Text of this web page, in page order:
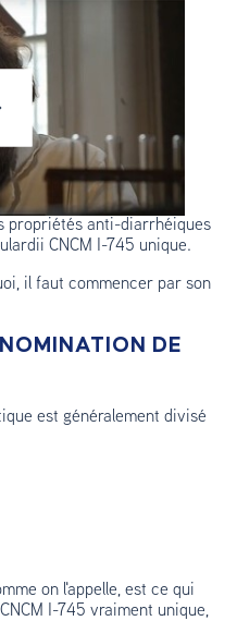
propriétés anti-diarrhéiques
CNCM I-745 unique.
il faut commencer par son
DE
est généralement divisé
on l'appelle, est ce qui
I-745 vraiment unique,